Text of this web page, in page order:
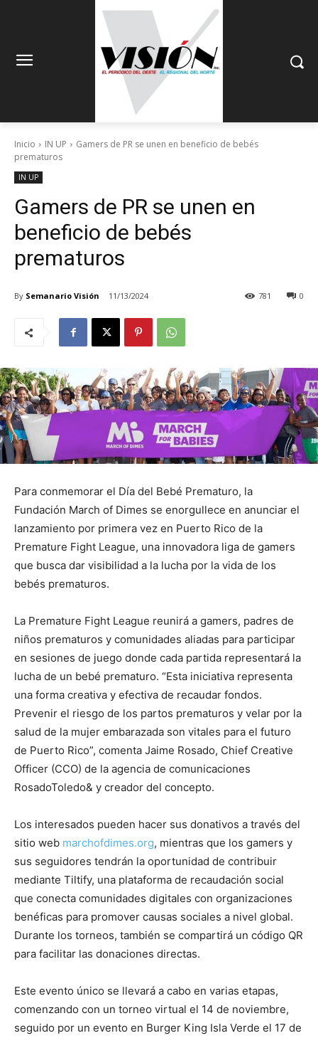
Inicio IN UP
Gamers de PR se unen en beneficio de bebés
prematuros
IN UP
Gamers de PR se unen en
beneficio de bebés
prematuros
By Semanario Visión 11/13/2024 0
781
Para conmemorar el Día del Bebé Prematuro, la
Fundación March of Dimes se enorgullece en anunciar el
lanzamiento por primera vez en Puerto Rico de la
Premature Fight League, una innovadora liga de gamers
que busca dar visibilidad a la lucha por la vida de los
bebés prematuros.
La Premature Fight League reunirá a gamers, padres de
niños prematuros y comunidades aliadas para participar
en sesiones de juego donde cada partida representará la
lucha de un bebé prematuro. “Esta iniciativa representa
una forma creativa y efectiva de recaudar fondos.
Prevenir el riesgo de los partos prematuros y velar por la
salud de la mujer embarazada son vitales para el futuro
de Puerto Rico”, comenta Jaime Rosado, Chief Creative
Officer (CCO) de la agencia de comunicaciones
RosadoToledo& y creador del concepto.
Los interesados pueden hacer sus donativos a través del
sitio web marchofdimes.org, mientras que los gamers y
sus seguidores tendrán la oportunidad de contribuir
mediante Tiltify, una plataforma de recaudación social
que conecta comunidades digitales con organizaciones
benéficas para promover causas sociales a nivel global.
Durante los torneos, también se compartirá un código QR
para facilitar las donaciones directas.
Este evento único se llevará a cabo en varias etapas,
comenzando con un torneo virtual el 14 de noviembre,
seguido por un evento en Burger King Isla Verde el 17 de